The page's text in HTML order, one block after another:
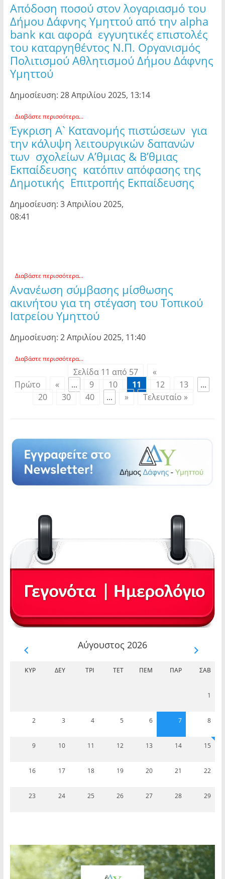
Απόδοση ποσού στον λογαριασμό του
Δήμου Δάφνης Υμηττού από την alpha
bank και αφορά εγγυητικές επιστολές
του καταργηθέντος Ν.Π. Οργανισμός
Πολιτισμού Αθλητισμού Δήμου Δάφνης
Υμηττού
Δημοσίευση: 28 Απριλίου 2025, 13:14
Διαβάστε περισσότερα...
Έγκριση Α` Κατανομής πιστώσεων για
την κάλυψη λειτουργικών δαπανών
των σχολείων Α’θμιας & Β’θμιας
Εκπαίδευσης κατόπιν απόφασης της
Δημοτικής Επιτροπής Εκπαίδευσης
Δημοσίευση: 3 Απριλίου 2025,
08:41
Διαβάστε περισσότερα...
Ανανέωση σύμβασης μίσθωσης
ακινήτου για τη στέγαση του Τοπικού
Ιατρείου Υμηττού
Δημοσίευση: 2 Απριλίου 2025, 11:40
Διαβάστε περισσότερα...
Σελίδα 11 από 57
«
Πρώτο
« ... 9 10 11 12 13
...
20
30 40 ... » Τελευταίο »
Αύγουστος 2026
ΚΥΡ ΔΕΥ ΤΡΊ ΤΕΤ ΠΈΜ ΠΑΡ ΣΆΒ
1
2 3 4 5 6 7 8
9 10 11 12 13 14 15
16 17 18 19 20 21 22
23 24 25 26 27 28 29